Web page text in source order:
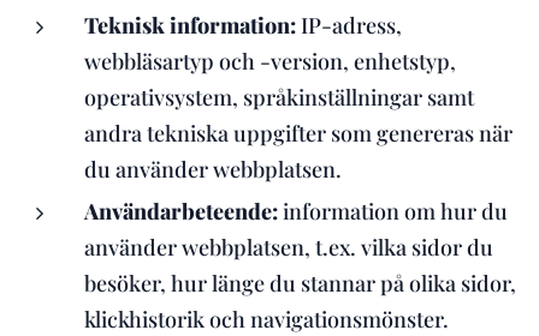
Teknisk information:IP-adress,
webbläsartyp och -version, enhetstyp,
operativsystem, språkinställningar samt
andra tekniska uppgifter som genereras när
du använder webbplatsen.
Användarbeteende:information om hur du
använder webbplatsen, t.ex. vilka sidor du
besöker, hur länge du stannar på olika sidor,
klickhistorik och navigationsmönster.